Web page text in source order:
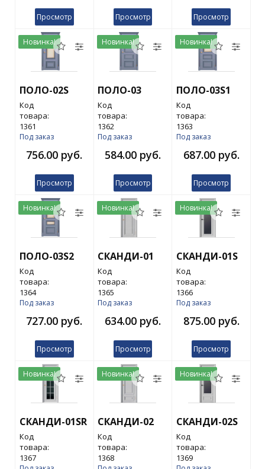
Просмотр Просмотр Просмотр
Новинка!
ПОЛО-02S
Код
товара:
1361
Под заказ
756.00 руб.
Просмотр
Новинка!
ПОЛО-03
Код
товара:
1362
Под заказ
584.00 руб.
Просмотр
Новинка!
ПОЛО-03S1
Код
товара:
1363
Под заказ
687.00 руб.
Просмотр
Новинка!
ПОЛО-03S2
Код
товара:
1364
Под заказ
727.00 руб.
Просмотр
Новинка!
СКАНДИ-01
Код
товара:
1365
Под заказ
634.00 руб.
Просмотр
Новинка!
СКАНДИ-01S
Код
товара:
1366
Под заказ
875.00 руб.
Просмотр
Новинка!
СКАНДИ-01SR
Код
товара:
1367
Новинка!
СКАНДИ-02
Код
товара:
1368
Новинка!
СКАНДИ-02S
Код
товара:
1369